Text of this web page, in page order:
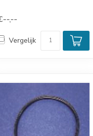
,--
Vergelijk